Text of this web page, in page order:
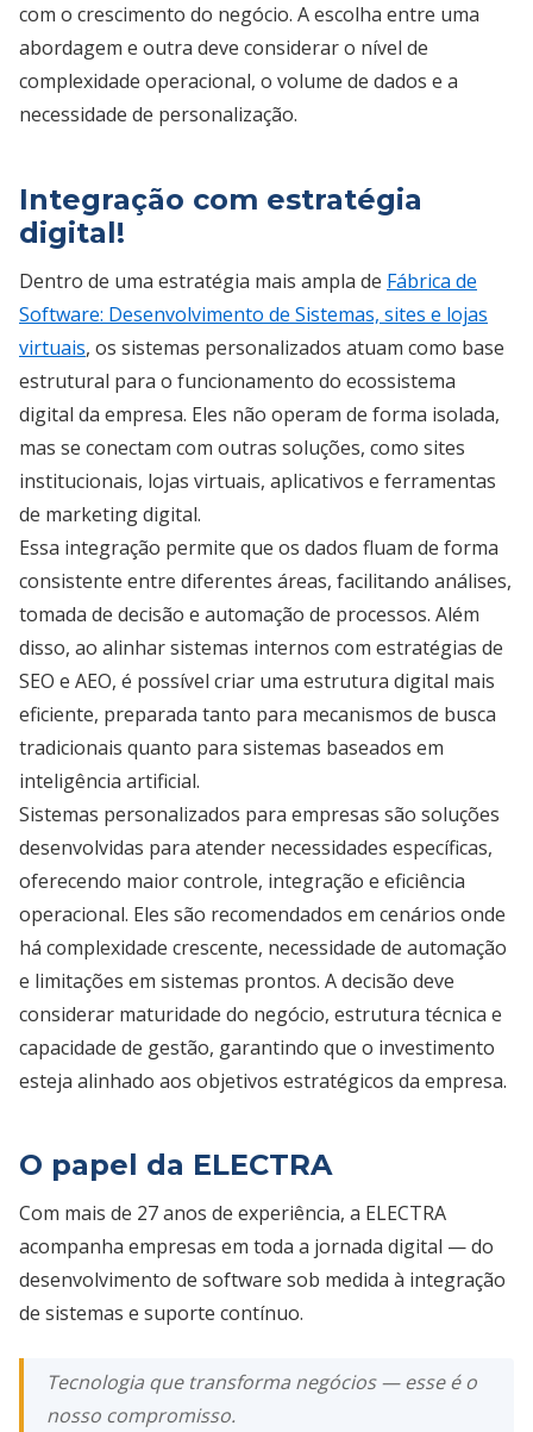
com o crescimento do negócio. A escolha entre uma
abordagem e outra deve considerar o nível de
complexidade operacional, o volume de dados e a
necessidade de personalização.
Integração com estratégia
digital!
Dentro de uma estratégia mais ampla de Fábrica de
Software: Desenvolvimento de Sistemas, sites e lojas
virtuais, os sistemas personalizados atuam como base
estrutural para o funcionamento do ecossistema
digital da empresa. Eles não operam de forma isolada,
mas se conectam com outras soluções, como sites
institucionais, lojas virtuais, aplicativos e ferramentas
de marketing digital.
Essa integração permite que os dados fluam de forma
consistente entre diferentes áreas, facilitando análises,
tomada de decisão e automação de processos. Além
disso, ao alinhar sistemas internos com estratégias de
SEO e AEO, é possível criar uma estrutura digital mais
eficiente, preparada tanto para mecanismos de busca
tradicionais quanto para sistemas baseados em
inteligência artificial.
Sistemas personalizados para empresas são soluções
desenvolvidas para atender necessidades específicas,
oferecendo maior controle, integração e eficiência
operacional. Eles são recomendados em cenários onde
há complexidade crescente, necessidade de automação
e limitações em sistemas prontos. A decisão deve
considerar maturidade do negócio, estrutura técnica e
capacidade de gestão, garantindo que o investimento
esteja alinhado aos objetivos estratégicos da empresa.
O papel da ELECTRA
Com mais de 27 anos de experiência, a ELECTRA
acompanha empresas em toda a jornada digital — do
desenvolvimento de software sob medida à integração
de sistemas e suporte contínuo.
Tecnologia que transforma negócios — esse é o
nosso compromisso.